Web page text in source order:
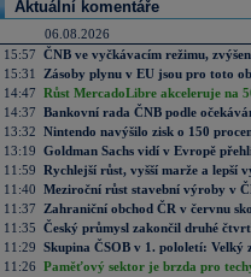
Aktuální komentáře
06.08.2026
15:57 ČNB ve vyčkávacím režimu,
15:31
Zásoby plynu v EU jsou pro toto
14:47 Růst MercadoLibre akceleruje na
14:37 Bankovní rada ČNB podle
13:32 Nintendo navýšilo zisk o 150
13:19 Goldman Sachs vidí v Evropě
11:59 Rychlejší růst, vyšší marže a lepší
11:40 Meziroční růst stavební výroby v
11:37
Zahraniční obchod ČR v červnu
11:35 Český průmysl zakončil druhé
11:29 Skupina ČSOB v 1. pololetí: Velký
11:26 Paměťový sektor je brzda pro